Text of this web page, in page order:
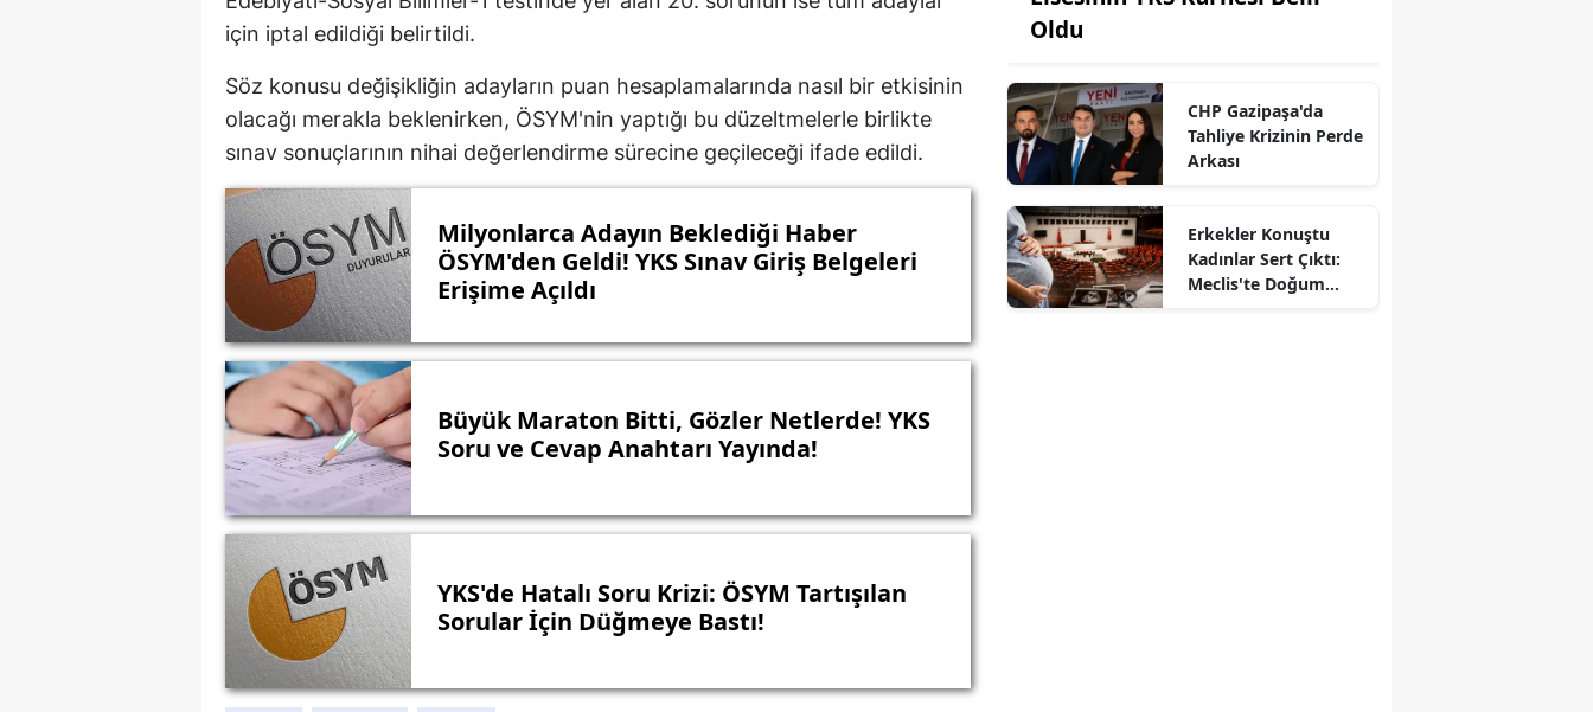
için iptal edildiği belirtildi.
Söz konusu değişikliğin adayların puan hesaplamalarında nasıl bir etkisinin
olacağı merakla beklenirken, ÖSYM'nin yaptığı bu düzeltmelerle birlikte
sınav sonuçlarının nihai değerlendirme sürecine geçileceği ifade edildi.
Milyonlarca Adayın Beklediği Haber
ÖSYM'den Geldi! YKS Sınav Giriş Belgeleri
Erişime Açıldı
Büyük Maraton Bitti, Gözler Netlerde! YKS
Soru ve Cevap Anahtarı Yayında!
YKS'de Hatalı Soru Krizi: ÖSYM Tartışılan
Sorular İçin Düğmeye Bastı!
Oldu
CHP Gazipaşa'da
Tahliye Krizinin Perde
Arkası
Erkekler Konuştu
Kadınlar Sert Çıktı:
Meclis'te Doğum